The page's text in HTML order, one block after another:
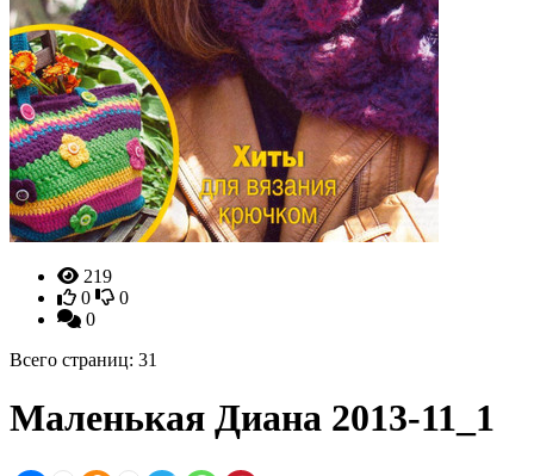
219
0
0
0
Всего страниц: 31
Маленькая Диана 2013-11_1